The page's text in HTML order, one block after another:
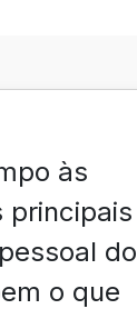
às
principais
do
o que